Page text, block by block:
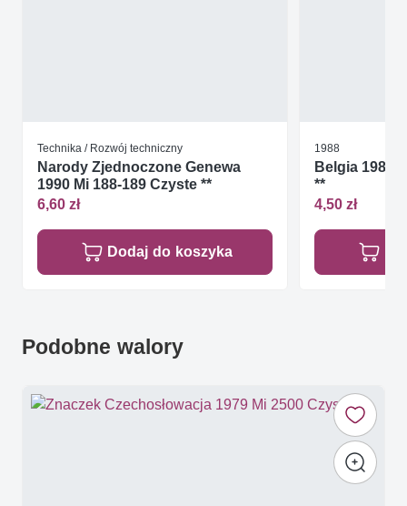
Technika / Rozwój techniczny
Narody Zjednoczone Genewa
1990 Mi 188-189 Czyste **
6,60 zł
Dodaj do koszyka
1988
Belgia 1988
**
4,50 zł
Podobne walory